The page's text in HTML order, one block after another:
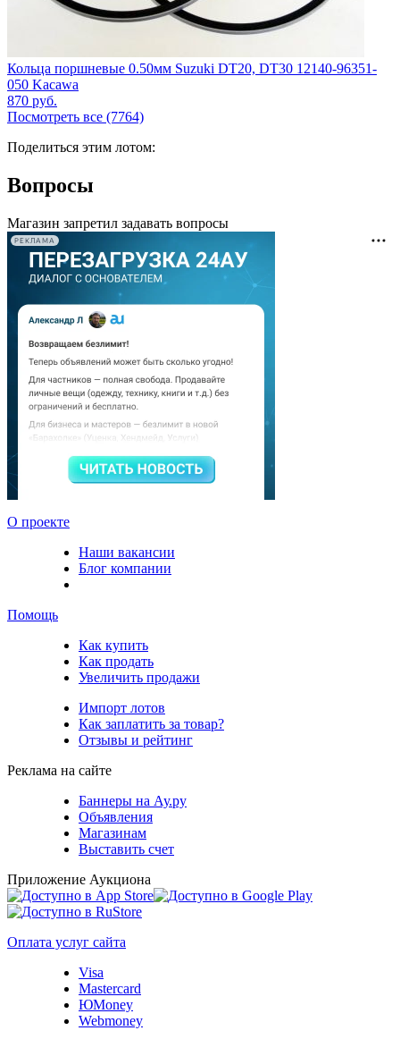
Кольца поршневые 0.50мм Suzuki DT20, DT30 12140-96351-
050 Kacawa
870 руб.
Посмотреть все (7764)
Поделиться этим лотом:
Вопросы
Магазин запретил задавать вопросы
РЕКЛАМА
О проекте
Наши вакансии
Блог компании
Помощь
Как купить
Как продать
Увеличить продажи
Импорт лотов
Как заплатить за товар?
Отзывы и рейтинг
Реклама на сайте
Баннеры на Ау.ру
Объявления
Магазинам
Выставить счет
Приложение Аукциона
Оплата услуг сайта
Visa
Mastercard
ЮMoney
Webmoney